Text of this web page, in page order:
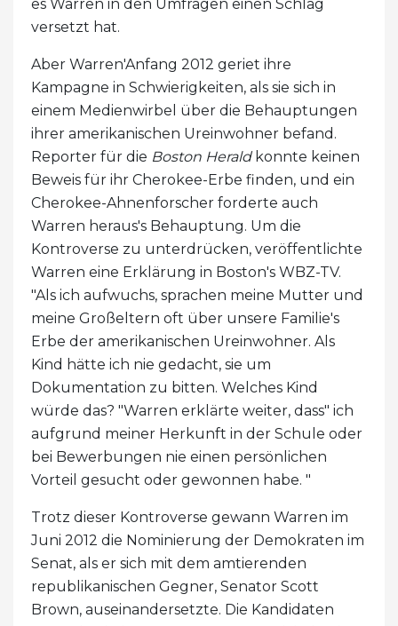
es Warren in den Umfragen einen Schlag
versetzt hat.
Aber Warren'Anfang 2012 geriet ihre
Kampagne in Schwierigkeiten, als sie sich in
einem Medienwirbel über die Behauptungen
ihrer amerikanischen Ureinwohner befand.
Reporter für die Boston Heraldkonnte keinen
Beweis für ihr Cherokee-Erbe finden, und ein
Cherokee-Ahnenforscher forderte auch
Warren heraus's Behauptung. Um die
Kontroverse zu unterdrücken, veröffentlichte
Warren eine Erklärung in Boston's WBZ-TV.
"Als ich aufwuchs, sprachen meine Mutter und
meine Großeltern oft über unsere Familie's
Erbe der amerikanischen Ureinwohner. Als
Kind hätte ich nie gedacht, sie um
Dokumentation zu bitten. Welches Kind
würde das? "Warren erklärte weiter, dass" ich
aufgrund meiner Herkunft in der Schule oder
bei Bewerbungen nie einen persönlichen
Vorteil gesucht oder gewonnen habe. "
Trotz dieser Kontroverse gewann Warren im
Juni 2012 die Nominierung der Demokraten im
Senat, als er sich mit dem amtierenden
republikanischen Gegner, Senator Scott
Brown, auseinandersetzte. Die Kandidaten